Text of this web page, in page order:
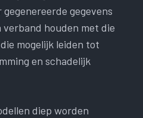
gegevens
verband houden met die
mogelijk leiden tot
en schadelijk
diep worden